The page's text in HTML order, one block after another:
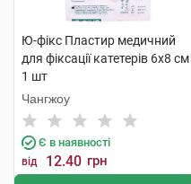
Ю-фікс Пластир медичний
для фіксації катетерів 6х8 см
1 шт
Чангжоу
Є в наявності
від 12.40 грн